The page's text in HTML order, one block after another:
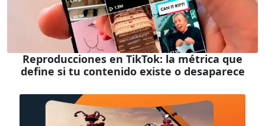
Reproducciones en TikTok: la métrica que
define si tu contenido existe o desaparece